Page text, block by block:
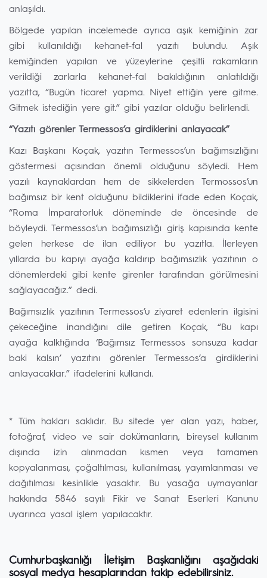
anlaşıldı.
Bölgede yapılan incelemede ayrıca aşık kemiğinin zar
gibi kullanıldığı kehanet-fal yazıtı bulundu. Aşık
kemiğinden yapılan ve yüzeylerine çeşitli rakamların
verildiği zarlarla kehanet-fal bakıldığının anlatıldığı
yazıtta, “Bugün ticaret yapma. Niyet ettiğin yere gitme.
Gitmek istediğin yere git.” gibi yazılar olduğu belirlendi.
“Yazıtı görenler Termessos’a girdiklerini anlayacak”
Kazı Başkanı Koçak, yazıtın Termessos’un bağımsızlığını
göstermesi açısından önemli olduğunu söyledi. Hem
yazılı kaynaklardan hem de sikkelerden Termossos’un
bağımsız bir kent olduğunu bildiklerini ifade eden Koçak,
“Roma İmparatorluk döneminde de öncesinde de
böyleydi. Termessos’un bağımsızlığı giriş kapısında kente
gelen herkese de ilan ediliyor bu yazıtla. İlerleyen
yıllarda bu kapıyı ayağa kaldırıp bağımsızlık yazıtının o
dönemlerdeki gibi kente girenler tarafından görülmesini
sağlayacağız.” dedi.
Bağımsızlık yazıtının Termessos’u ziyaret edenlerin ilgisini
çekeceğine inandığını dile getiren Koçak, “Bu kapı
ayağa kalktığında ‘Bağımsız Termessos sonsuza kadar
baki kalsın’ yazıtını görenler Termessos’a girdiklerini
anlayacaklar.” ifadelerini kullandı.
* Tüm hakları saklıdır. Bu sitede yer alan yazı, haber,
fotoğraf, video ve sair dokümanların, bireysel kullanım
dışında izin alınmadan kısmen veya tamamen
kopyalanması, çoğaltılması, kullanılması, yayımlanması ve
dağıtılması kesinlikle yasaktır. Bu yasağa uymayanlar
hakkında 5846 sayılı Fikir ve Sanat Eserleri Kanunu
uyarınca yasal işlem yapılacaktır.
Cumhurbaşkanlığı İletişim Başkanlığını aşağıdaki
sosyal medya hesaplarından takip edebilirsiniz.